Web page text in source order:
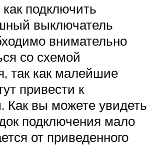
подключить
выключатель
внимательно
со схемой
так как малейшие
привести к
Как вы можете увидеть
подключения мало
от приведенного